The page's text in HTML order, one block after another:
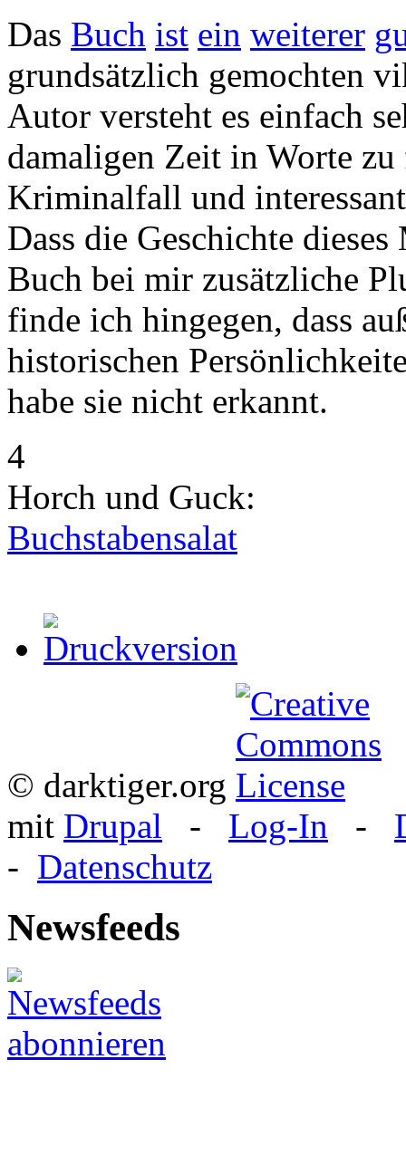
Das Buch ist ein weiterer
grundsätzlich gemochten
Autor versteht es einfach
damaligen Zeit in Worte zu
Kriminalfall und
Dass die Geschichte
Buch bei mir zusätzliche
finde ich hingegen, dass
historischen
habe sie nicht erkannt.
4
Horch und Guck:
Buchstabensalat
© darktiger.org
mit Drupal - Log-In -
- Datenschutz
Newsfeeds